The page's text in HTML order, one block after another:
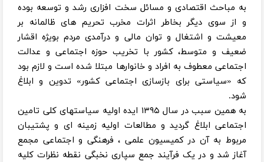
به مباحث اقتصادی و مسائل سخت افزاری رشد و توسعه بوده
و از سوی دیگر بخاطر اثرات مخرب تحریم های ظالمانه بر
معیشت و اشتغال و توان مالی و درآمدی مردم بویژه اقشار
ضعیف و متوسط، کشور با تخریب حوزه اجتماعی و عدالت
اجتماعی معطوف به افراد و خانوارها مبتلا شده است و لازم بود
که «سیاستی برای بازسازی اجتماعی کشور» تدوین و ابلاغ
شود.
به همین سبب در سال ۱۳۹۵ ایده اولیه سیاستهای کلی تامین
اجتماعی ابلاغ گردید و مطالعات اولیه زمینه ای و پشتیبان
مربوط به آن در کمیسیون علمی ، فرهنگی و اجتماعی مجمع
آغاز شد و در یک فرآیند جمع سپاری نخبگی نقطه نظرات کلیه